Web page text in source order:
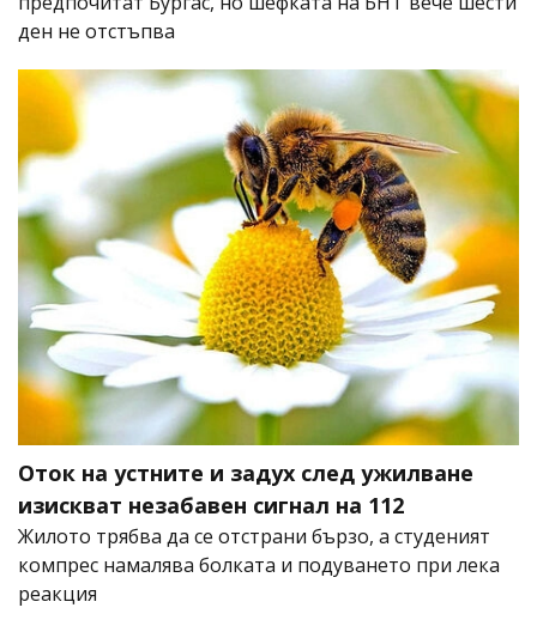
ден не отстъпва
Оток на устните и задух след ужилване
изискват незабавен сигнал на 112
Жилото трябва да се отстрани бързо, а студеният
компрес намалява болката и подуването при лека
реакция